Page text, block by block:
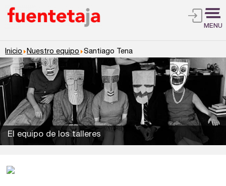
MENU
Inicio Nuestro equipo Santiago Tena
El equipo de los talleres